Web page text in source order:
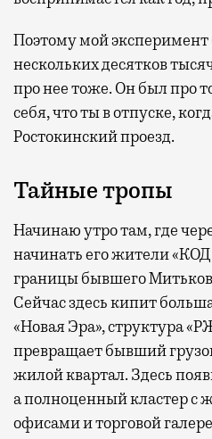
Поэтому мой
нескольких десятков
про нее тоже. Он был про
себя, что ты в отпуске,
Ростокинский проезд.
Тайные тропы
Начинаю утро там, где
начинать его жители
границы бывшего
Сейчас здесь кипит
«Новая Эра», структура
превращает бывший
жилой квартал. Здесь
а полноценный кластер
офисами и торговой